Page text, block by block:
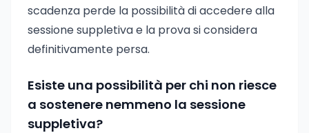
scadenza perde la possibilità di accedere alla
sessione suppletiva e la prova si considera
definitivamente persa.
Esiste una possibilità per chi non riesce
a sostenere nemmeno la sessione
suppletiva?